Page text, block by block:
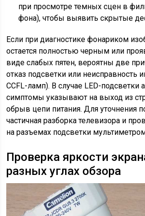
при просмотре темных сцен в
фона), чтобы выявить скрытые
Если при диагностике фонариком
остается полностью черным или
виде слабых пятен, вероятны две
отказ подсветки или неисправность
CCFL-ламп). В случае LED-подсветки
симптомы указывают на выход из
обрыв цепи питания. Для уточнения
частичная разборка телевизора и
на разъемах подсветки
Проверка яркости
разных углах обзора